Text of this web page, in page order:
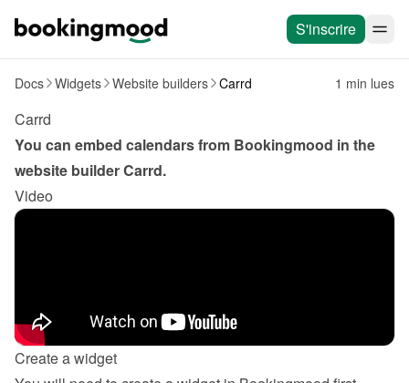
S'inscrire
Docs Widgets Website builders Carrd 1 min lues
Carrd
You can embed calendars from Bookingmood in the
website builder Carrd.
Video
Create a widget